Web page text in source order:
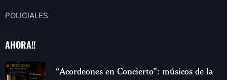
POLICIALES
AHORA!!
“Acordeones en Concierto”: músicos de la